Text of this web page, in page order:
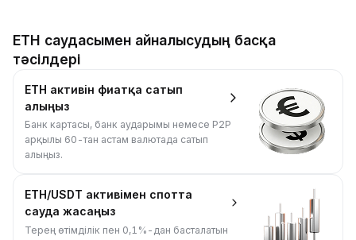
ETH саудасымен айналысудың басқа
тәсілдері
ETH активін фиатқа сатып
алыңыз
Банк картасы, банк аударымы немесе P2P
арқылы 60-тан астам валютада сатып
алыңыз.
ETH/USDT активімен спотта
сауда жасаңыз
Терең өтімділік пен 0,1%-дан басталатын